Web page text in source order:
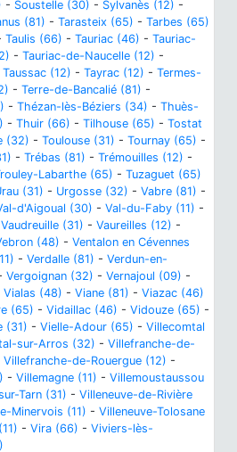
- Soustelle (30) - Sylvanès (12) -
(81) - Tarasteix (65) - Tarbes (65)
Taulis (66) - Tauriac (46) - Tauriac-
- Tauriac-de-Naucelle (12) -
Taussac (12) - Tayrac (12) - Termes-
- Terre-de-Bancalié (81) -
- Thézan-lès-Béziers (34) - Thuès-
- Thuir (66) - Tilhouse (65) - Tostat
(32) - Toulouse (31) - Tournay (65) -
- Trébas (81) - Trémouilles (12) -
Labarthe (65) - Tuzaguet (65)
(31) - Urgosse (32) - Vabre (81) -
d'Aigoual (30) - Val-du-Faby (11) -
Vaudreuille (31) - Vaureilles (12) -
(48) - Ventalon en Cévennes
- Verdalle (81) - Verdun-en-
Vergoignan (32) - Vernajoul (09) -
Vialas (48) - Viane (81) - Viazac (46)
(65) - Vidaillac (46) - Vidouze (65) -
(31) - Vielle-Adour (65) - Villecomtal
sur-Arros (32) - Villefranche-de-
Villefranche-de-Rouergue (12) -
- Villemagne (11) - Villemoustaussou
Tarn (31) - Villeneuve-de-Rivière
Minervois (11) - Villeneuve-Tolosane
- Vira (66) - Viviers-lès-